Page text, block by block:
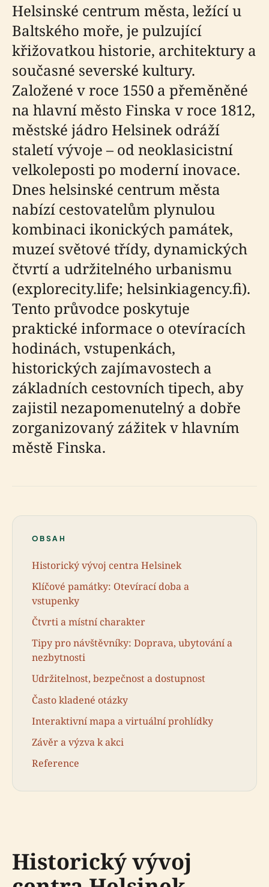
Helsinské centrum města, ležící u
Baltského moře, je pulzující
křižovatkou historie, architektury a
současné severské kultury.
Založené v roce 1550 a přeměněné
na hlavní město Finska v roce 1812,
městské jádro Helsinek odráží
staletí vývoje – od neoklasicistní
velkoleposti po moderní inovace.
Dnes helsinské centrum města
nabízí cestovatelům plynulou
kombinaci ikonických památek,
muzeí světové třídy, dynamických
čtvrtí a udržitelného urbanismu
(explorecity.life; helsinkiagency.fi).
Tento průvodce poskytuje
praktické informace o otevíracích
hodinách, vstupenkách,
historických zajímavostech a
základních cestovních tipech, aby
zajistil nezapomenutelný a dobře
zorganizovaný zážitek v hlavním
městě Finska.
OBSAH
Historický vývoj centra Helsinek
Klíčové památky: Otevírací doba a
vstupenky
Čtvrti a místní charakter
Tipy pro návštěvníky: Doprava, ubytování a
nezbytnosti
Udržitelnost, bezpečnost a dostupnost
Často kladené otázky
Interaktivní mapa a virtuální prohlídky
Závěr a výzva k akci
Reference
Historický vývoj